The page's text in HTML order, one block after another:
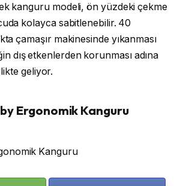
kanguru modeli, ön yüzdeki çekme
kolayca sabitlenebilir. 40
çamaşır makinesinde yıkanması
dış etkenlerden korunması adına
geliyor.
Ergonomik Kanguru